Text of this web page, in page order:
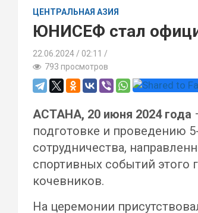
ЦЕНТРАЛЬНАЯ АЗИЯ
ЮНИСЕФ стал
22.06.2024
02:11 /
793 просмотров
АСТАНА, 20 июня 2024 года
подготовке и проведению
сотрудничества,
спортивных событий
кочевников.
На церемонии